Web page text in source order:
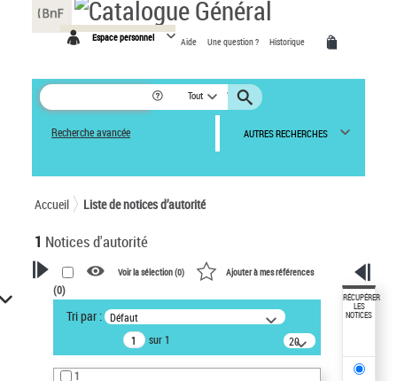
Espace personnel Aide Une question ? Historique
Tout
Recherche avancée AUTRES RECHERCHES
Accueil Liste de notices d’autorité
1 Notices d'autorité
VOTRE RECHERCHE
Recherche avancée dans les
notices d’autorité
Œuvres liées à l'auteur :
Voir la sélection (0) Ajouter à mes références
(0)
Tri par : Défaut
sur 1
20
résultats/page
1
RÉCUPÉRER
LES
NOTICES
Panneau de gestion des cookies